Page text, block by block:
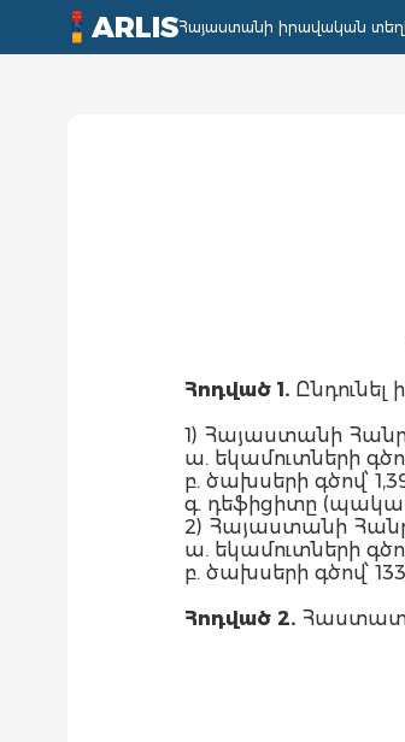
ARLISՀայաստանի իրավական
Հոդված 1. Ընդունել
1) Հայաստանի
ա. եկամուտների
բ. ծախսերի գծով՝
գ. դեֆիցիտը
2) Հայաստանի
ա. եկամուտների
բ. ծախսերի գծով՝
Հոդված 2.